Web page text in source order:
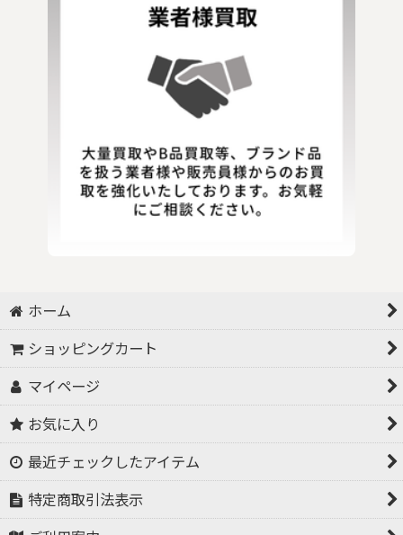
ホーム
ショッピングカート
マイページ
お気に入り
最近チェックしたアイテム
特定商取引法表示